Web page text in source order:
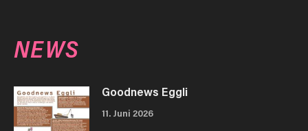
NEWS
Goodnews Eggli
11. Juni 2026